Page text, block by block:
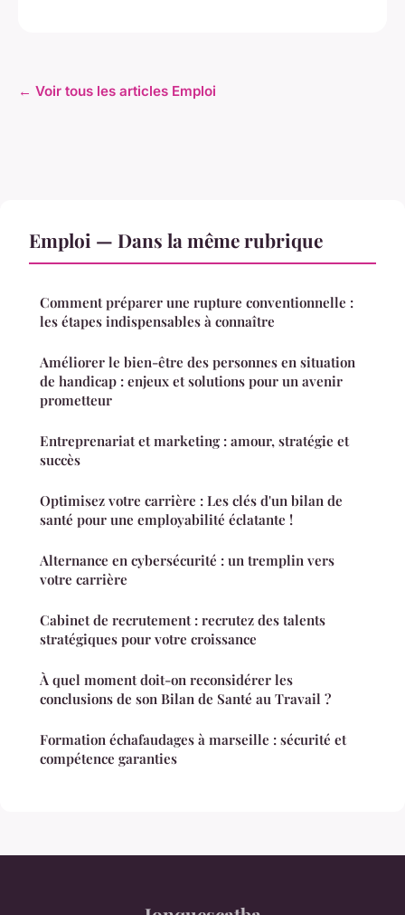
← Voir tous les articles Emploi
Emploi — Dans la même rubrique
Comment préparer une rupture conventionnelle :
les étapes indispensables à connaître
Améliorer le bien-être des personnes en situation
de handicap : enjeux et solutions pour un avenir
prometteur
Entreprenariat et marketing : amour, stratégie et
succès
Optimisez votre carrière : Les clés d'un bilan de
santé pour une employabilité éclatante !
Alternance en cybersécurité : un tremplin vers
votre carrière
Cabinet de recrutement : recrutez des talents
stratégiques pour votre croissance
À quel moment doit-on reconsidérer les
conclusions de son Bilan de Santé au Travail ?
Formation échafaudages à marseille : sécurité et
compétence garanties